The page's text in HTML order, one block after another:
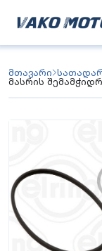
მთავარი
მასრის